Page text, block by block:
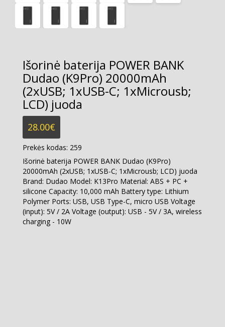
Išorinė baterija POWER BANK
Dudao (K9Pro) 20000mAh
(2xUSB; 1xUSB-C; 1xMicrousb;
LCD) juoda
28.00€
Prekės kodas: 259
Išorinė baterija POWER BANK Dudao (K9Pro)
20000mAh (2xUSB; 1xUSB-C; 1xMicrousb; LCD) juoda
Brand: Dudao Model: K13Pro Material: ABS + PC +
silicone Capacity: 10,000 mAh Battery type: Lithium
Polymer Ports: USB, USB Type-C, micro USB Voltage
(input): 5V / 2A Voltage (output): USB - 5V / 3A, wireless
charging - 10W